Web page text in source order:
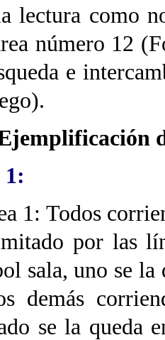
lectura como
número 12
e
1:
1: Todos
por las
sala, uno se
demás
se la queda